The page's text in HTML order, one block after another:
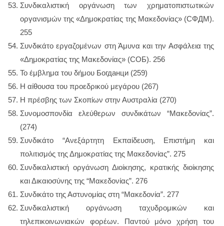
Συνδικαλιστική οργάνωση των χρηματοπιστωτικών
οργανισμών της «Δημοκρατίας της Μακεδονίας» (CΦДΜ).
255
Συνδικάτο εργαζομένων στη Άμυνα και την Ασφάλεια της
«Δημοκρατίας της Μακεδονίας» (COБ). 256
Το έμβλημα του δήμου Богданци (259)
Η αίθουσα του προεδρικού μεγάρου (267)
Η πρέσβης των Σκοπίων στην Αυστραλία (270)
Συνομοσπονδία ελεύθερων συνδικάτων “Μακεδονίας”.
(274)
Συνδικάτο “Ανεξάρτητη Εκπαίδευση, Επιστήμη και
πολιτισμός της Δημοκρατίας της Μακεδονίας”. 275
Συνδικαλιστική οργάνωση Διοίκησης, κρατικής διοίκησης
και Δικαιοσύνης της “Μακεδονίας”. 276
Συνδικάτο της Αστυνομίας στη “Μακεδονία”. 277
Συνδικαλιστική οργάνωση ταχυδρομικών και
τηλεπικοινωνιακών φορέων. Παντού μόνο χρήση του